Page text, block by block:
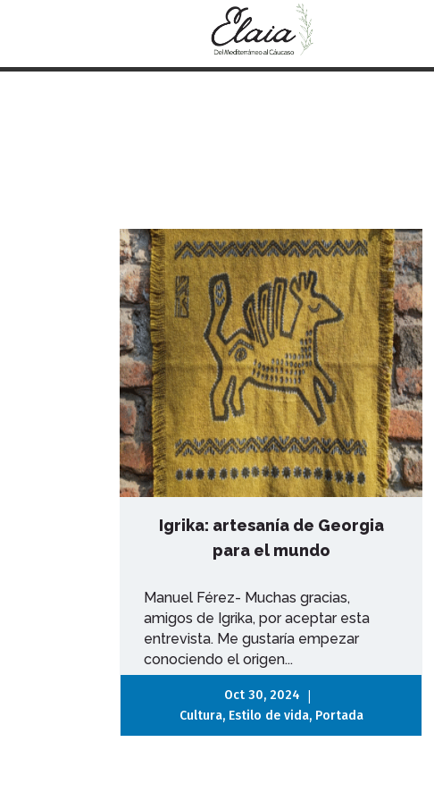
Igrika: artesanía de Georgia
para el mundo
Manuel Férez- Muchas gracias,
amigos de Igrika, por aceptar esta
entrevista. Me gustaría empezar
conociendo el origen...
Oct 30, 2024 |
Cultura, Estilo de vida, Portada